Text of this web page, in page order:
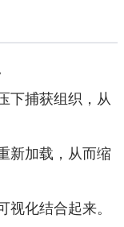
下捕获组织，从
新加载，从而缩
化结合起来。